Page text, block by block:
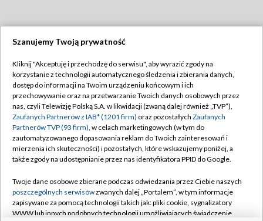
TVP
Abonament TVP
Emisja w TVP
Centrum informacji TVP
Naziemna Telewizja Cyfrowa
Rada Programowa
System NOS
Regulamin TVP
Polityka prywatności
Moje zgody
Pomoc
Kontakt
Szanujemy Twoją prywatność
Kliknij "Akceptuję i przechodzę do serwisu", aby wyrazić zgody na
korzystanie z technologii automatycznego śledzenia i zbierania danych,
dostęp do informacji na Twoim urządzeniu końcowym i ich
przechowywanie oraz na przetwarzanie Twoich danych osobowych przez
nas, czyli Telewizję Polską S.A. w likwidacji (zwaną dalej również „TVP”),
Zaufanych Partnerów z IAB* (1201 firm) oraz pozostałych Zaufanych
Partnerów TVP (93 firm), w celach marketingowych (w tym do
zautomatyzowanego dopasowania reklam do Twoich zainteresowań i
mierzenia ich skuteczności) i pozostałych, które wskazujemy poniżej, a
także zgody na udostępnianie przez nas identyfikatora PPID do Google.
Twoje dane osobowe zbierane podczas odwiedzania przez Ciebie naszych
poszczególnych serwisówzwanych dalej „Portalem”, w tym informacje
zapisywane za pomocą technologii takich jak: pliki cookie, sygnalizatory
WWW lub innych podobnych technologii umożliwiających świadczenie